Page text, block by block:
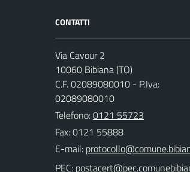
CONTATTI
Via Cavour 2
10060 Bibiana (TO)
C.F. 02089080010 - P.Iva:
02089080010
Telefono:0121 55723
Fax: 0121 55888
E-mail:
PEC: